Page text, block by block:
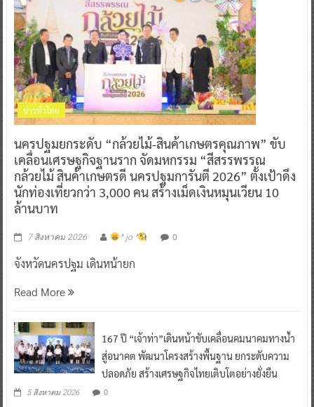
ข่าวทั่วไทย
นครปฐมยกระดับ “กล้วยไม้-สินค้าเกษตรคุณภาพ” ขับ
เคลื่อนเศรษฐกิจฐานราก จัดมหกรรม “สีสรรพรรณ
กล้วยไม้ สินค้าเกษตรดี นครปฐมการันตี 2026” ตั้งเป้าดึง
นักท่องเที่ยวกว่า 3,000 คน สร้างเม็ดเงินหมุนเวียน 10
ล้านบาท
7 สิงหาคม 2026 ^ jo ^ 0
จังหวัดนครปฐม เดินหน้ายก
Read More
167 ปี “เจ้าท่า”เดินหน้าขับเคลื่อนคมนาคมทางน้ำ
สู่อนาคต พัฒนาโครงสร้างพื้นฐาน ยกระดับความ
ปลอดภัย สร้างเศรษฐกิจไทยเติบโตอย่างยั่งยืน
5 สิงหาคม 2026 0